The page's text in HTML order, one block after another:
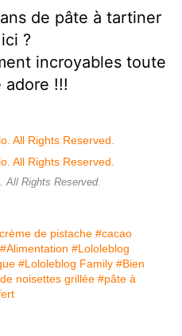
de pâte à tartiner
?
incroyables toute
adore !!!
All Rights Reserved.
de pistache #cacao
#Alimentation #Lololeblog
#Lololeblog Family #Bien
noisettes grillée #pâte à